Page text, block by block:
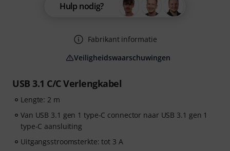
USB 3.1 C/C Verlengkabel
Lengte: 2 m
Van USB 3.1 gen 1 type-C connector naar USB 3.1 gen 1
type-C aansluiting
Uitgangsstroomsterkte: tot 3 A
Hulp nodig?
Fabrikant informatie
Veiligheidswaarschuwingen